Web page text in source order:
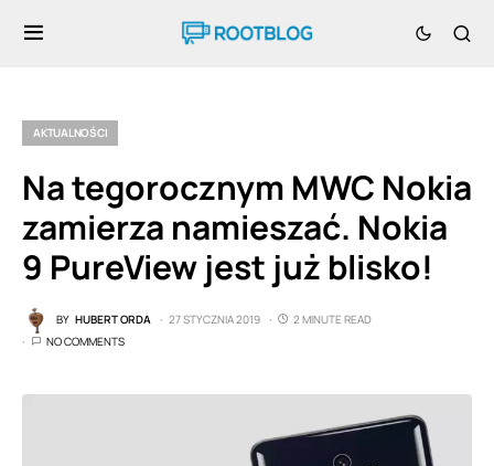
AKTUALNOŚCI
Na tegorocznym MWC Nokia
zamierza namieszać. Nokia
9 PureView jest już blisko!
BY HUBERT ORDA 27 STYCZNIA 2019
2 MINUTE READ
NO COMMENTS